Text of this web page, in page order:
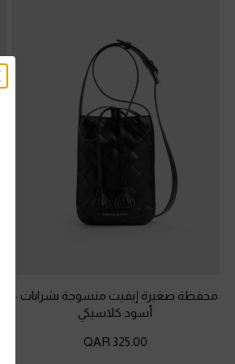
محفظة صغيرة إيفيت منسوجة بشرابات -
أسود كلاسيكي
325.00 QAR